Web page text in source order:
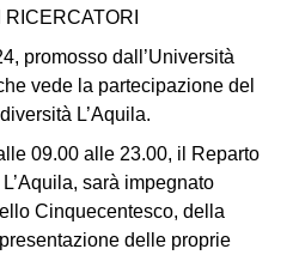
promosso dall’Università
vede la partecipazione del
L’Aquila.
09.00 alle 23.00, il Reparto
sarà impegnato
Cinquecentesco, della
delle proprie